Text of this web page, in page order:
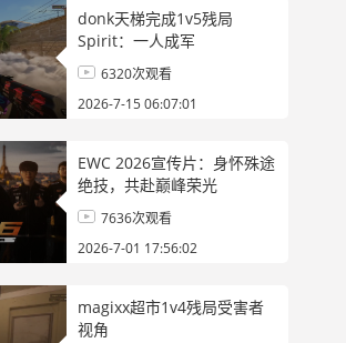
donk天梯完成1v5残局
Spirit：一人成军
6320次观看
2026-7-15 06:07:01
EWC 2026宣传片：身怀殊途
绝技，共赴巅峰荣光
7636次观看
2026-7-01 17:56:02
magixx超市1v4残局受害者
视角